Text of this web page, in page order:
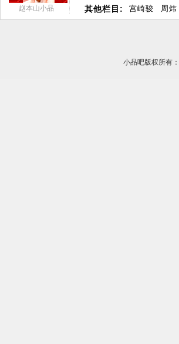
赵本山小品 其他栏目: 宫崎骏 周炜
小品吧版权所有：